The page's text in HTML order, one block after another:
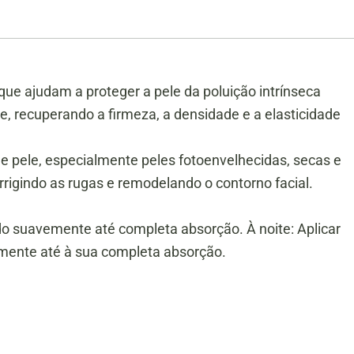
ajudam a proteger a pele da poluição intrínseca
recuperando a firmeza, a densidade e a elasticidade
pele, especialmente peles fotoenvelhecidas, secas e
as rugas e remodelando o contorno facial.
suavemente até completa absorção. À noite: Aplicar
até à sua completa absorção.